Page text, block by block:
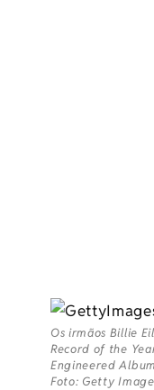
Os irmãos Billie
Record of the
Engineered
Foto: Getty